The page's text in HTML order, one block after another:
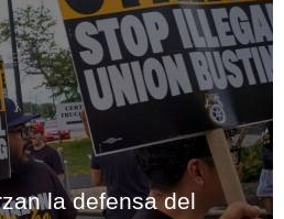
la defensa del